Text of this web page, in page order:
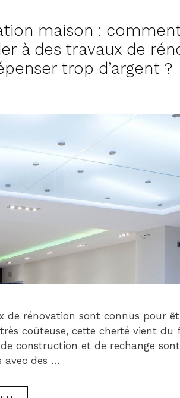
maison :
à des travaux de
trop d’argent ?
de rénovation sont connus pour
coûteuse, cette cherté vient du
construction et de rechange
avec des …